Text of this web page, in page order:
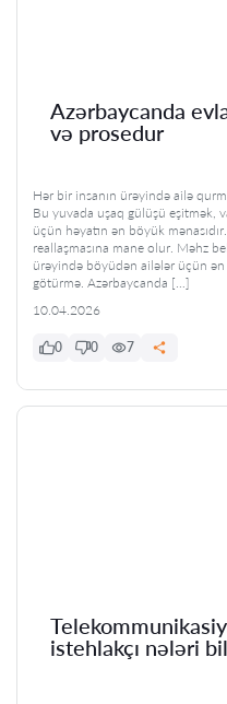
Azərbaycanda
və prosedur
Hər bir insanın ürəyində ailə
Bu yuvada uşaq gülüşü eşitmək,
üçün həyatın ən böyük
reallaşmasına mane olur. Məhz
ürəyində böyüdən ailələr üçün ən
götürmə. Azərbaycanda […]
10.04.2026
0 0 7
istehlakçı nələri